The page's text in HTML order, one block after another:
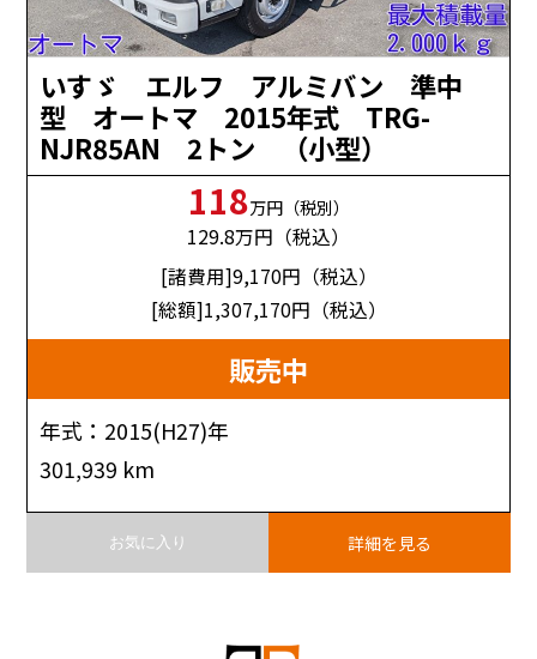
いすゞ エルフ アルミバン 準中
型 オートマ 2015年式 TRG-
NJR85AN 2トン （小型）
118万円（税別）
129.8万円（税込）
[諸費用]9,170円（税込）
[総額]1,307,170円（税込）
販売中
年式：2015(H27)年
301,939 km
お気に入り 詳細を見る